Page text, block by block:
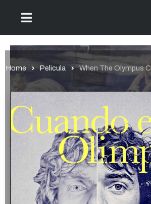
Home Pelicula When The Olympus